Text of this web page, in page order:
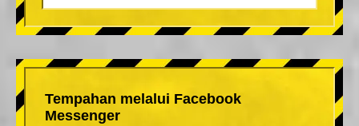
Tempahan melalui Facebook
Messenger